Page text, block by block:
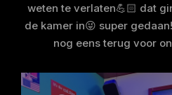
weten te verlaten💪🏻 dat
de kamer in😜 super
nog eens terug voor